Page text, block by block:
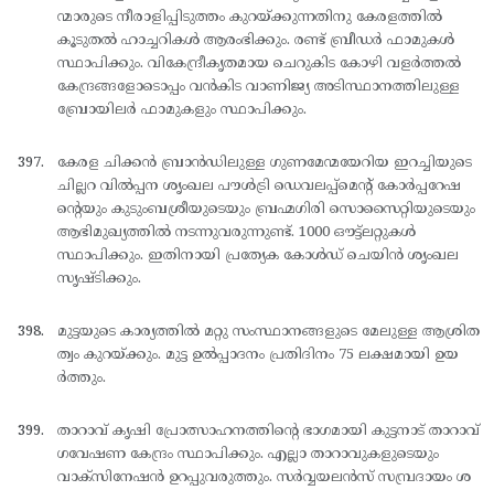
ന്മാരുടെ നീരാളിപ്പിടുത്തം കുറയ്ക്കുന്നതിനു കേരളത്തില്‍
കൂടുതല്‍ ഹാച്ചറികള്‍ ആരംഭിക്കും. രണ്ട് ബ്രീഡര്‍ ഫാമുകള്‍
സ്ഥാപിക്കും. വികേന്ദ്രീകൃതമായ ചെറുകിട കോഴി വളര്‍ത്തല്‍
കേന്ദ്രങ്ങളോടൊപ്പം വന്‍കിട വാണിജ്യ അടിസ്ഥാനത്തിലുള്ള
ബ്രോയിലര്‍ ഫാമുകളും സ്ഥാപിക്കും.
കേരള ചിക്കന്‍ ബ്രാന്‍ഡിലുള്ള ഗുണമേന്മയേറിയ ഇറച്ചിയുടെ
ചില്ലറ വില്‍പ്പന ശൃംഖല പൗള്‍ട്രി ഡെവലപ്പ്മെന്റ് കോര്‍പ്പറേഷ
ന്റെയും കുടുംബശ്രീയുടെയും ബ്രഹ്മഗിരി സൊസൈറ്റിയുടെയും
ആഭിമുഖ്യത്തില്‍ നടന്നുവരുന്നുണ്ട്. 1000 ഔട്ട്ലറ്റുകള്‍
സ്ഥാപിക്കും. ഇതിനായി പ്രത്യേക കോള്‍ഡ് ചെയിന്‍ ശൃംഖല
സൃഷ്ടിക്കും.
മുട്ടയുടെ കാര്യത്തില്‍ മറ്റു സംസ്ഥാനങ്ങളുടെ മേലുള്ള ആശ്രിത
ത്വം കുറയ്ക്കും. മുട്ട ഉല്‍പ്പാദനം പ്രതിദിനം 75 ലക്ഷമായി ഉയ
ര്‍ത്തും.
താറാവ് കൃഷി പ്രോത്സാഹനത്തിന്റെ ഭാഗമായി കുട്ടനാട് താറാവ്
ഗവേഷണ കേന്ദ്രം സ്ഥാപിക്കും. എല്ലാ താറാവുകളുടെയും
വാക്സിനേഷന്‍ ഉറപ്പുവരുത്തും. സര്‍വ്വയലന്‍സ് സമ്പ്രദായം ശ